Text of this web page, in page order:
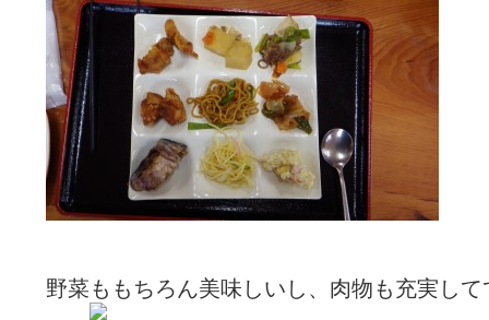
野菜ももちろん美味しいし、肉物も充実し